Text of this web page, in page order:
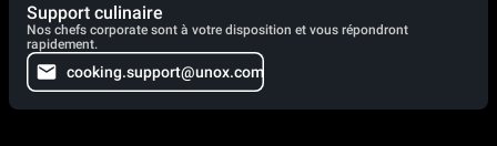
Support culinaire
Nos chefs corporate sont à votre disposition et vous répondront
rapidement.
cooking.support@unox.com